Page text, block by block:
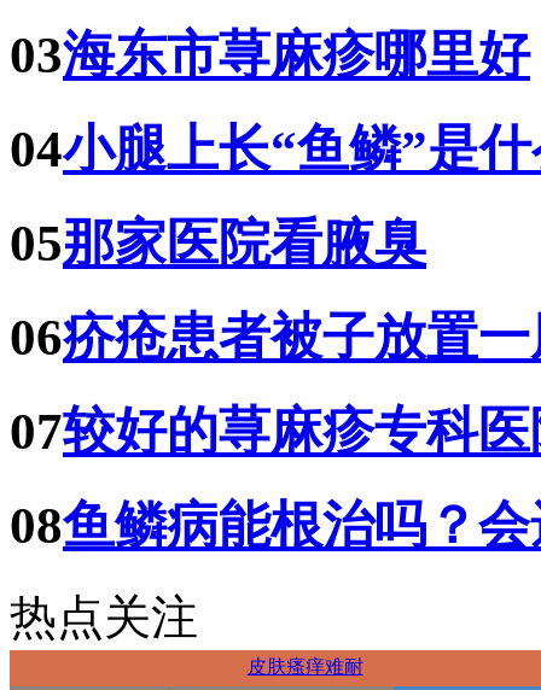
03海东市荨麻疹哪里好
04小腿上长“鱼鳞”是
05那家医院看腋臭
06疥疮患者被子放置
07较好的荨麻疹专科
08鱼鳞病能根治吗？
热点关注
皮肤瘙痒难耐